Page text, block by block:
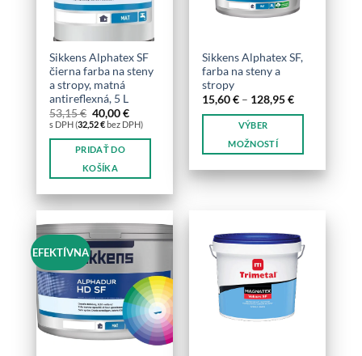
Sikkens Alphatex SF
čierna farba na steny
a stropy, matná
antireflexná, 5 L
53,15€ Pôvodná
cena
53,15 €.
40,00€Aktuálna
cena
je:
40,00 €.
s DPH (32,52€ bez DPH)
PRIDAŤ DO
KOŠÍKA
Sikkens Alphatex SF,
farba na steny a
stropy
15,60€ – 128,95€Price
15,60 €
VÝBER
MOŽNOSTÍ
produkt
variantov.
Možnosti
môžete
vybrať
EFEKTÍVNA